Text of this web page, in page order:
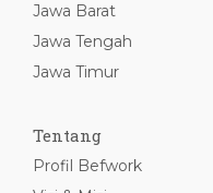
Jawa Barat
Jawa Tengah
Jawa Timur
Tentang
Profil Befwork